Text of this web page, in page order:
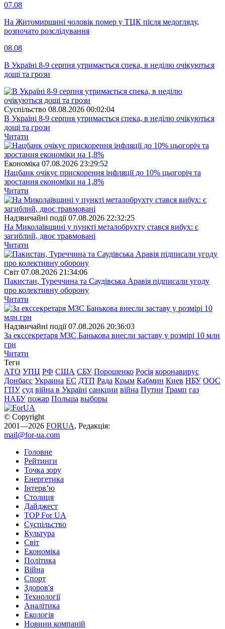
07.08
На Житомирщині чоловік помер у ТЦК після медогляду,
розпочато розслідування
08.08
В Україні 8-9 серпня утримається спека, в неділю очікуються
дощі та грози
Суспiльство 08.08.2026 00:02:04
В Україні 8-9 серпня утримається спека, в неділю очікуються
дощі та грози
Читати
Економіка 07.08.2026 23:29:52
Нацбанк очікує прискорення інфляції до 10% цьогоріч та
зростання економіки на 1,8%
Читати
Надзвичайні події 07.08.2026 22:32:25
На Миколаївщині у пункті металобрухту стався вибух: є
загиблий, двоє травмовані
Читати
Свiт 07.08.2026 21:34:06
Пакистан, Туреччина та Саудівська Аравія підписали угоду
про колективну оборону
Читати
Надзвичайні події 07.08.2026 20:36:03
За екссекретаря МЗС Банькова внесли заставу у розмірі 10 млн
грн
Читати
Теги
АТО УПЦ РФ США СБУ Порошенко Росія коронавирус
Донбасс Украина ЕС ДТП Рада Крым Кабмин Киев НБУ ООС
ГПУ суд війна в Україні санкции війна Путин Трамп газ
НАБУ пожар Польша выборы
© Copyright
2001—2026 FORUA. Редакція:
mail@for-ua.com
Головне
Рейтинги
Точка зору
Енергетика
Інтерв’ю
Столиця
Дайджест
TOP For UA
Суспiльство
Культура
Світ
Економіка
Політика
Війна
Спорт
Здоров'я
Технології
Аналітика
Екологія
Новини компаній